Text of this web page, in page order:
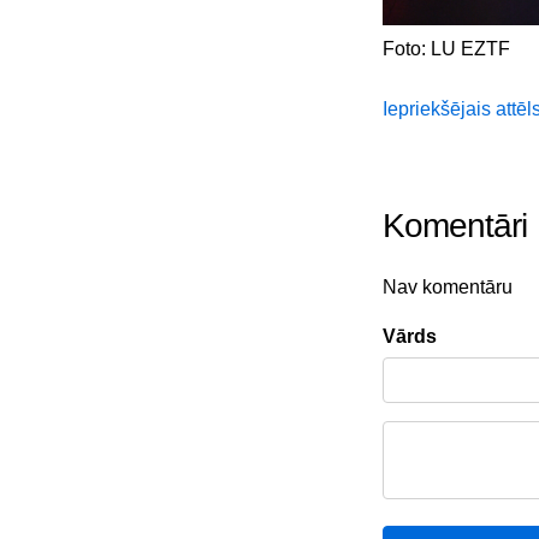
Foto: LU EZTF
Iepriekšējais
Komentāri
Nav komentāru
Vārds